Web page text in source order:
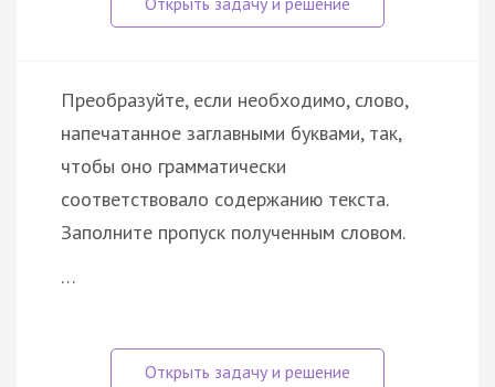
Преобразуйте, если необходимо, слово,
напечатанное заглавными буквами, так,
чтобы оно грамматически
соответствовало содержанию текста.
Заполните пропуск полученным словом.
…